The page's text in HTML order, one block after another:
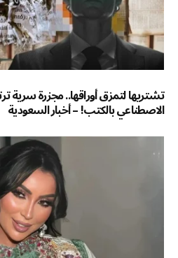
تشتريها لتمزق أوراقها.. مجزرة سرية
الاصطناعي بالكتب! – أخبار السعودية